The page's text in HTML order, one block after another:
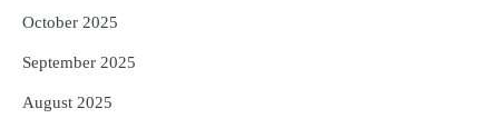
October 2025
September 2025
August 2025